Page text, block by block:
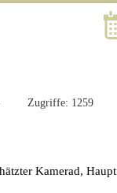
Zugriffe: 1259
Kamerad,